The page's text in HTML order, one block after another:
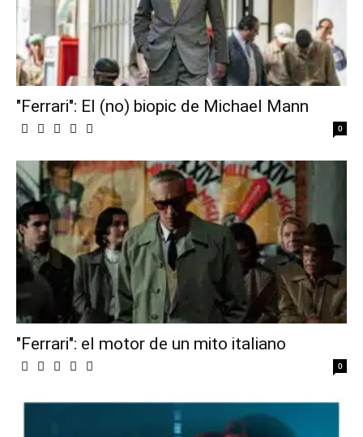
"Ferrari": El (no) biopic de Michael Mann
0
"Ferrari": el motor de un mito italiano
0